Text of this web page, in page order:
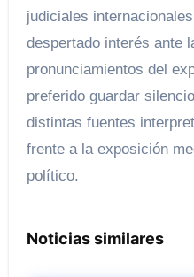
judiciales
despertado interés ante
pronunciamientos del
preferido guardar
distintas fuentes
frente a la exposición
político.
Noticias similares